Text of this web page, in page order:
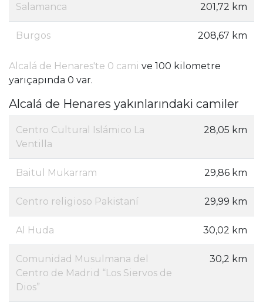
Salamanca 201,72 km
Burgos 208,67 km
Alcalá de Henares'te 0 cami ve 100 kilometre
yarıçapında 0 var.
Alcalá de Henares yakınlarındaki camiler
Centro Cultural Islámico La
Ventilla
28,05 km
Baitul Mukarram 29,86 km
Centro religioso Pakistaní 29,99 km
Al Huda 30,02 km
Comunidad Musulmana del
Centro de Madrid “Los Siervos de
Dios”
30,2 km